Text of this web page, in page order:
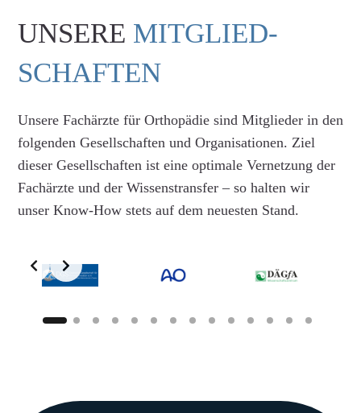
UNSERE MITGLIED-
SCHAFTEN
Unsere Fachärzte für Orthopädie sind Mitglieder in den
folgenden Gesellschaften und Organisationen. Ziel
dieser Gesellschaften ist eine optimale Vernetzung der
Fachärzte und der Wissenstransfer – so halten wir
unser Know-How stets auf dem neuesten Stand.